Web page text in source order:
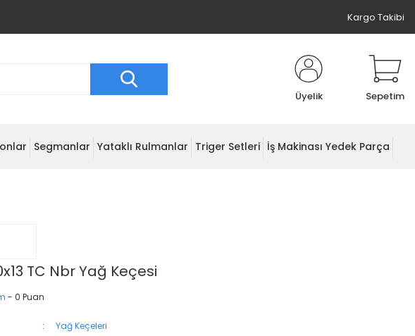
Kargo Takibi
Üyelik Sepetim
Segmanlar Yataklı Rulmanlar Triger Setleri İş Makinası Yedek Parça
TC Nbr Yağ Keçesi
- 0 Puan
Yağ Keçeleri